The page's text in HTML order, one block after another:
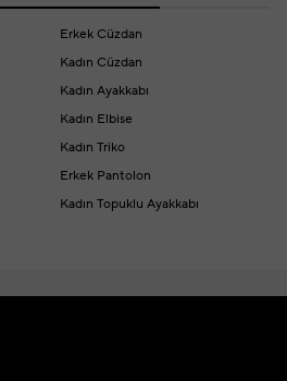
Erkek Cüzdan
Kadın Cüzdan
Kadın Ayakkabı
Kadın Elbise
Kadın Triko
Erkek Pantolon
Kadın Topuklu Ayakkabı